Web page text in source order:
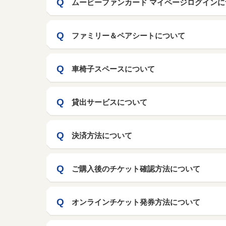
ムービーファンカード マイページログイン
ファミリー＆ペアシートについて
車椅子スペースについて
貸出サービスについて
決済方法について
ご購入後のチケット確認方法について
オンラインチケット発券方法について